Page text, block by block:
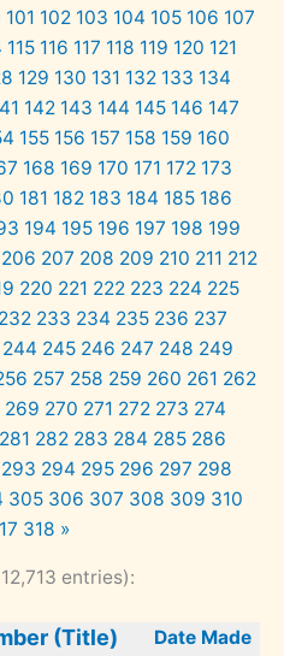
101 102 103 104 105 106 107
115 116 117 118 119 120 121
129 130 131 132 133 134
142 143 144 145 146 147
155 156 157 158 159 160
168 169 170 171 172 173
181 182 183 184 185 186
194 195 196 197 198 199
206 207 208 209 210 211 212
220 221 222 223 224 225
232 233 234 235 236 237
244 245 246 247 248 249
257 258 259 260 261 262
269 270 271 272 273 274
281 282 283 284 285 286
293 294 295 296 297 298
305 306 307 308 309 310
318 »
entries):
(Title) Date Made